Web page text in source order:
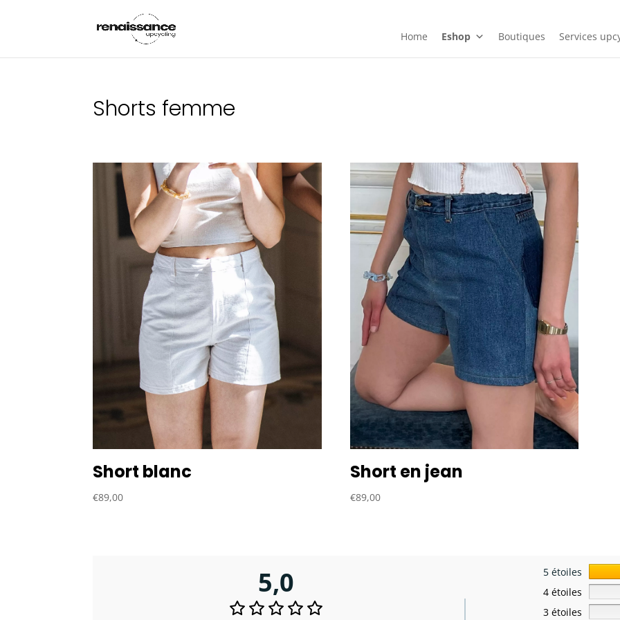
Home Eshop Boutiques Services
Shorts femme
Short blanc
€89,00
Short en jean
€89,00
5,0 5 étoiles
4 étoiles
3 étoiles